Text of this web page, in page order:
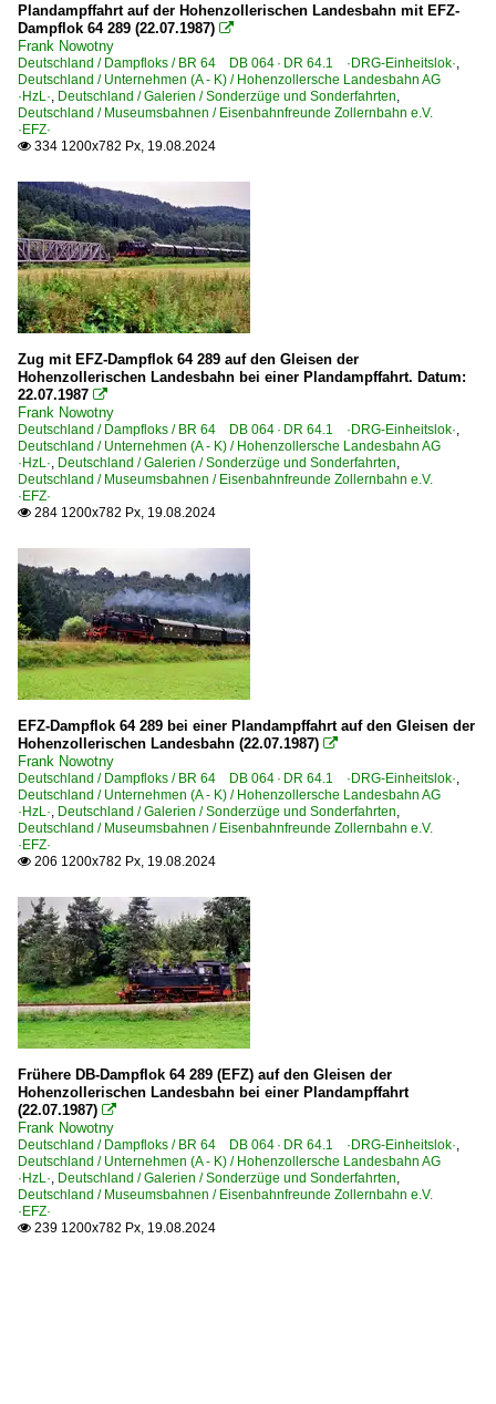
Plandampffahrt auf der Hohenzollerischen Landesbahn mit EFZ-
Dampflok 64 289 (22.07.1987) 
Frank Nowotny
Deutschland / Dampfloks / BR 64 DB 064 · DR 64.1 ·DRG-Einheitslok·,
Deutschland / Unternehmen (A - K) / Hohenzollersche Landesbahn AG
·HzL·, Deutschland / Galerien / Sonderzüge und Sonderfahrten,
Deutschland / Museumsbahnen / Eisenbahnfreunde Zollernbahn e.V.
·EFZ·
 334 1200x782 Px, 19.08.2024
Zug mit EFZ-Dampflok 64 289 auf den Gleisen der
Hohenzollerischen Landesbahn bei einer Plandampffahrt. Datum:
22.07.1987 
Frank Nowotny
Deutschland / Dampfloks / BR 64 DB 064 · DR 64.1 ·DRG-Einheitslok·,
Deutschland / Unternehmen (A - K) / Hohenzollersche Landesbahn AG
·HzL·, Deutschland / Galerien / Sonderzüge und Sonderfahrten,
Deutschland / Museumsbahnen / Eisenbahnfreunde Zollernbahn e.V.
·EFZ·
 284 1200x782 Px, 19.08.2024
EFZ-Dampflok 64 289 bei einer Plandampffahrt auf den Gleisen der
Hohenzollerischen Landesbahn (22.07.1987) 
Frank Nowotny
Deutschland / Dampfloks / BR 64 DB 064 · DR 64.1 ·DRG-Einheitslok·,
Deutschland / Unternehmen (A - K) / Hohenzollersche Landesbahn AG
·HzL·, Deutschland / Galerien / Sonderzüge und Sonderfahrten,
Deutschland / Museumsbahnen / Eisenbahnfreunde Zollernbahn e.V.
·EFZ·
 206 1200x782 Px, 19.08.2024
Frühere DB-Dampflok 64 289 (EFZ) auf den Gleisen der
Hohenzollerischen Landesbahn bei einer Plandampffahrt
(22.07.1987) 
Frank Nowotny
Deutschland / Dampfloks / BR 64 DB 064 · DR 64.1 ·DRG-Einheitslok·,
Deutschland / Unternehmen (A - K) / Hohenzollersche Landesbahn AG
·HzL·, Deutschland / Galerien / Sonderzüge und Sonderfahrten,
Deutschland / Museumsbahnen / Eisenbahnfreunde Zollernbahn e.V.
·EFZ·
 239 1200x782 Px, 19.08.2024